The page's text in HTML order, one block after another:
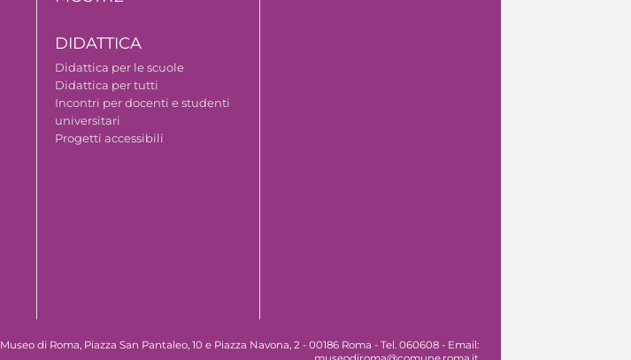
DIDATTICA
Didattica per le scuole
Didattica per tutti
Incontri per docenti e studenti
universitari
Progetti accessibili
Museo di Roma, Piazza San Pantaleo, 10 e Piazza Navona, 2 - 00186 Roma - Tel. 060608 - Email: